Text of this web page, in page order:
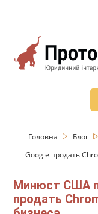
Головна Блог
Google продать
Минюст США
продать